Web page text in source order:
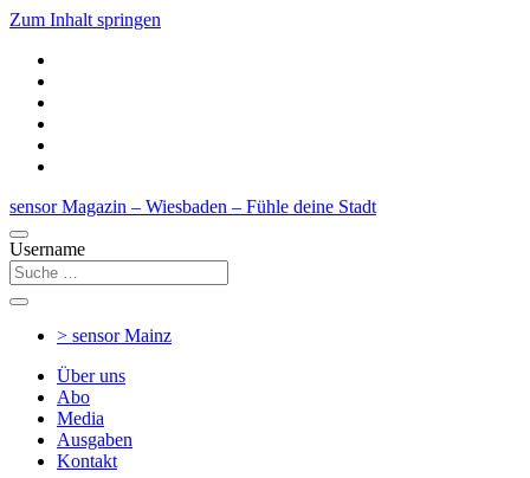
Zum Inhalt springen
sensor Magazin – Wiesbaden – Fühle deine Stadt
Username
> sensorMainz
Über uns
Abo
Media
Ausgaben
Kontakt